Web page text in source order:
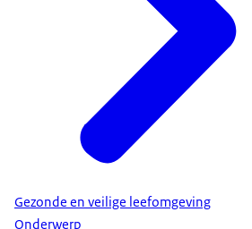
Gezonde en veilige leefomgeving
Onderwerp